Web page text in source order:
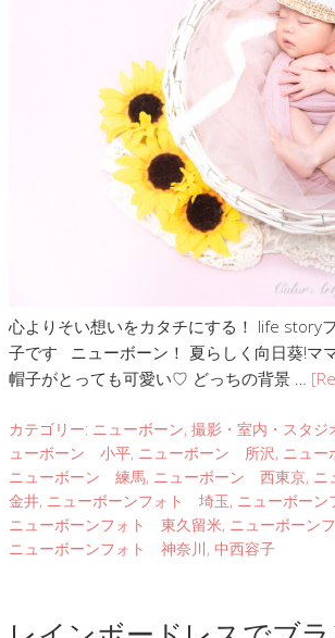
心よりそい想いをカタチにする！ life story
子です ニューボーン！ 夏らしく向日葵!マ
帽子がとっても可愛い♡ どっちの背景 …
カテゴリー: ニューボーン, 撮影・室内・スタジ
ューボーン 小平, ニューボーン 所沢, ニュ
ニューボーン 練馬, ニューボーン 西東京, ニ
金井, ニューボーンフォト 埼玉, ニューボー
ニューボーンフォト 東久留米, ニューボーン
ニューボーンフォト 神奈川, 中西容子